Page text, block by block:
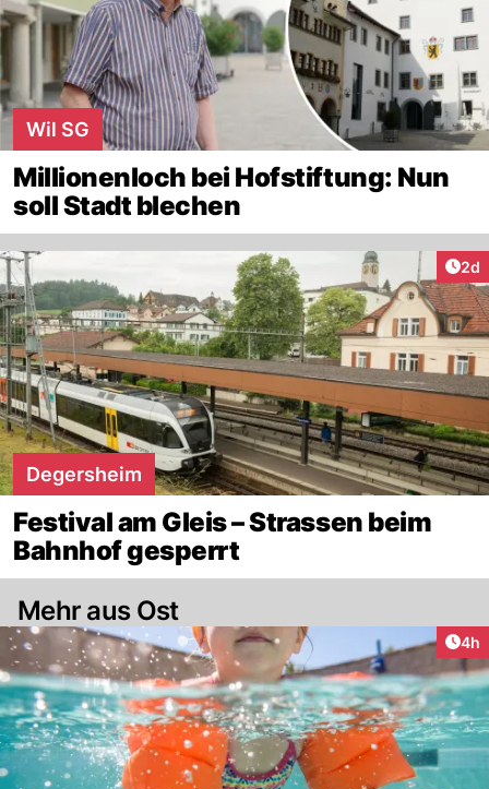
Wil SG
Millionenloch bei Hofstiftung: Nun
soll Stadt blechen
2d
Degersheim
Festival am Gleis – Strassen beim
Bahnhof gesperrt
Mehr aus Ost
4h